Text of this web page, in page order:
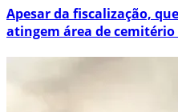
Apesar da fiscalização,
atingem área de cemitério